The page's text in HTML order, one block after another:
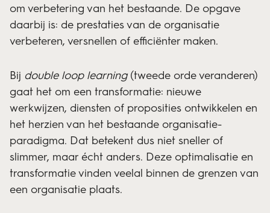
om verbetering van het bestaande. De opgave
daarbij is: de prestaties van de organisatie
verbeteren, versnellen of efficiënter maken.
Bij double loop learning (tweede orde veranderen)
gaat het om een transformatie: nieuwe
werkwijzen, diensten of proposities ontwikkelen en
het herzien van het bestaande organisatie-
paradigma. Dat betekent dus niet sneller of
slimmer, maar écht anders. Deze optimalisatie en
transformatie vinden veelal binnen de grenzen van
een organisatie plaats.